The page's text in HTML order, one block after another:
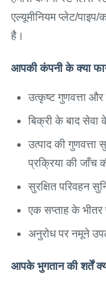
एल्यूमीनियम प्लेट/पाइप/
है।
आपकी कंपनी के क्या
उत्कृष्ट गुणवत्ता
बिक्री के बाद
उत्पाद की गुणवत्ता
प्रक्रिया की जाँच
सुरक्षित परिवहन
एक सप्ताह के भीतर
अनुरोध पर नमूने
आपके भुगतान की शर्तें